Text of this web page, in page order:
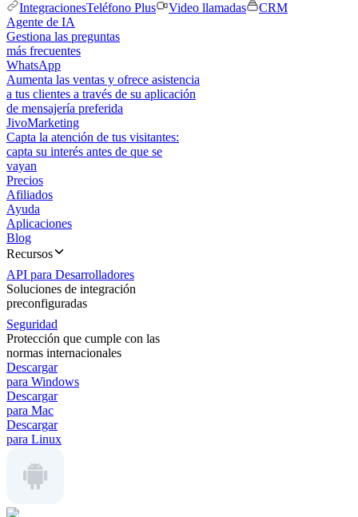
IntegracionesTeléfono Plus Video llamadas
CRM
Agente de IA
Gestiona las preguntas
más frecuentes
WhatsApp
Aumenta las ventas y ofrece asistencia
a tus clientes a través de su aplicación
de mensajería preferida
JivoMarketing
Capta la atención de tus visitantes:
capta su interés antes de que se
vayan
Precios
Afiliados
Ayuda
Aplicaciones
Blog
Recursos
API para Desarrolladores
Soluciones de integración
preconfiguradas
Seguridad
Protección que cumple con las
normas internacionales
Descargar
para Windows
Descargar
para Mac
Descargar
para Linux